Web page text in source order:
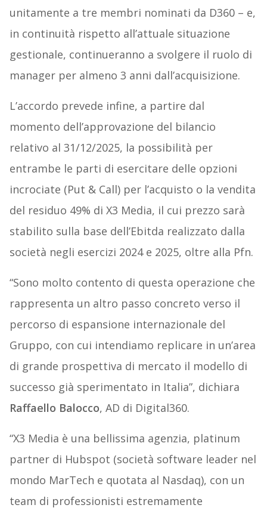
unitamente a tre membri nominati da D360 – e,
in continuità rispetto all’attuale situazione
gestionale, continueranno a svolgere il ruolo di
manager per almeno 3 anni dall’acquisizione.
L’accordo prevede infine, a partire dal
momento dell’approvazione del bilancio
relativo al 31/12/2025, la possibilità per
entrambe le parti di esercitare delle opzioni
incrociate (Put & Call) per l’acquisto o la vendita
del residuo 49% di X3 Media, il cui prezzo sarà
stabilito sulla base dell’Ebitda realizzato dalla
società negli esercizi 2024 e 2025, oltre alla Pfn.
“Sono molto contento di questa operazione che
rappresenta un altro passo concreto verso il
percorso di espansione internazionale del
Gruppo, con cui intendiamo replicare in un’area
di grande prospettiva di mercato il modello di
successo già sperimentato in Italia”, dichiara
Raffaello Balocco, AD di Digital360.
“X3 Media è una bellissima agenzia, platinum
partner di Hubspot (società software leader nel
mondo MarTech e quotata al Nasdaq), con un
team di professionisti estremamente